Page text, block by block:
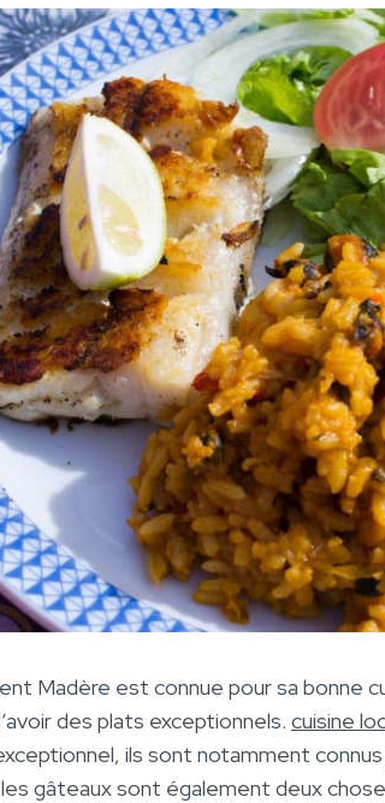
Madère est connue pour sa bonne
des plats exceptionnels. cuisine
ils sont notamment
gâteaux sont également deux